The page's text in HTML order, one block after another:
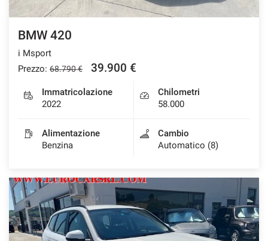
BMW 420
i Msport
Prezzo: 68.790 € 39.900 €
Immatricolazione
2022
Chilometri
58.000
Alimentazione
Benzina
Cambio
Automatico (8)
impostazioni